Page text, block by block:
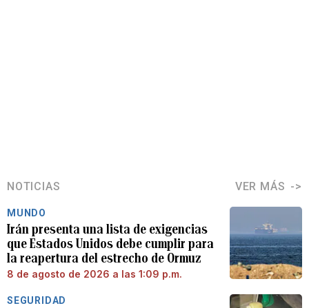
NOTICIAS VER MÁS
MUNDO
Irán presenta una lista de exigencias
que Estados Unidos debe cumplir para
la reapertura del estrecho de Ormuz
8 de agosto de 2026 a las 1:09 p.m.
SEGURIDAD